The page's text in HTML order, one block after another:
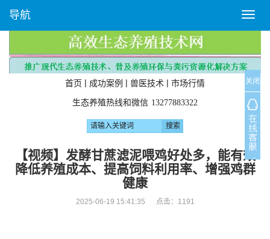
T
o
g
l
e
n
a
v
i
g
a
t
导航
首页 | 成功案例 | 兽医技术 | 市场行情
生态养殖热线和微信 13277883322
【视频】发酵甘蔗滤泥喂鸡好处多，能有效
降低养殖成本、提高饲料利用率、增强鸡群
健康
2025-06-19 15:41:35 点击： 1191
关闭